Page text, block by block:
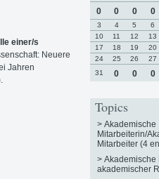
einer/s
Neuere
Jahren
0
0 0 0
3
4 5 6
10
11 12 13
17
18 19 20
24
25 26 27
31
0 0 0
Topics
> Akademische
Mitarbeiterin/
Mitarbeiter (4
> Akademische
akademischer